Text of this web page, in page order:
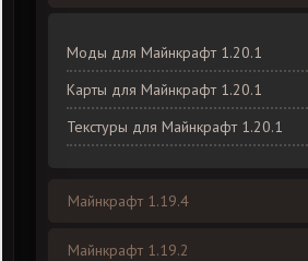
Моды для Майнкрафт 1.20.1
Карты для Майнкрафт 1.20.1
Текстуры для Майнкрафт 1.20.1
Майнкрафт 1.19.4
Майнкрафт 1.19.2